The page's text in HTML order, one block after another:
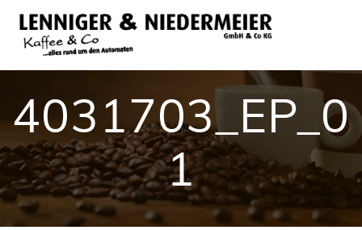
Skip
to
4031703_EP_0
1